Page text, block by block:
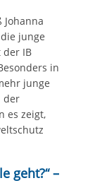
Johanna
junge
der IB
in
junge
der
es zeigt,
geht?“ –